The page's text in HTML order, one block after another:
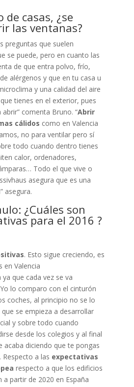
de casas, ¿se
las ventanas?
preguntas que suelen
se puede, pero en cuanto las
de que entra polvo, frío,
alérgenos y que en tu casa u
y una calidad del aire
tienes en el exterior, pues
comenta Bruno. “Abrir
cálidos como en Valencia
no para ventilar pero sí
todo cuando dentro tienes
calor, ordenadores,
Todo el que vive o
asegura que es una
asegura.
¿Cuáles son
para el 2016 ?
. Esto sigue creciendo, es
que cada vez se va
lo comparo con el cinturón
coches, al principio no se lo
se empieza a desarrollar
y sobre todo cuando
desde los colegios y al final
acaba diciendo que te pongas
Respecto a las expectativas
respecto a que los edificios
a partir de 2020 en España